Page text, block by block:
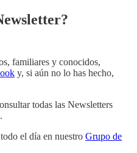
familiares y conocidos,
y, si aún no lo has hecho,
todas las Newsletters
.
el día en nuestro Grupo de